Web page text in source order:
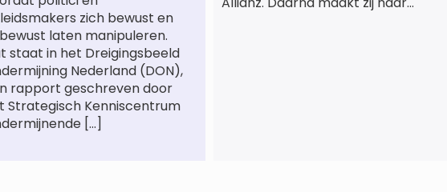
zich bewust en
laten manipuleren.
staat in het Dreigingsbeeld
Nederland (DON),
rapport geschreven door
Strategisch Kenniscentrum
[…]